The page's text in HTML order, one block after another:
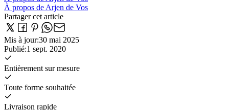
À propos de Arjen de Vos
Partager cet article
Mis à jour:30 mai 2025
Publié:1 sept. 2020
Entièrement sur mesure
Toute forme souhaitée
Livraison rapide